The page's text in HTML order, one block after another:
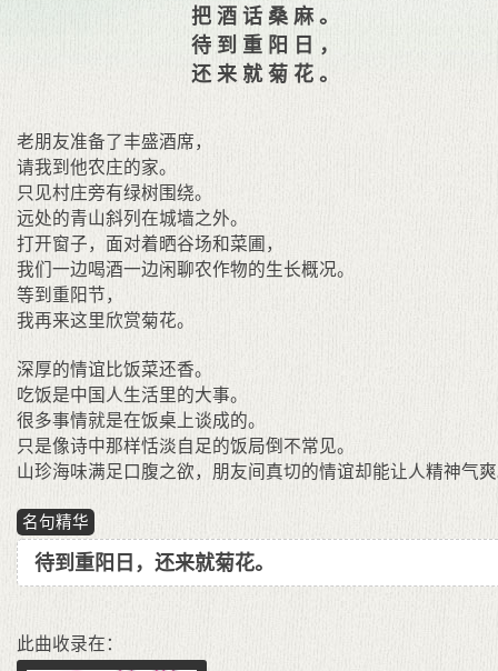
把酒话桑麻。
待到重阳日，
还来就菊花。
老朋友准备了丰盛酒席，
请我到他农庄的家。
只见村庄旁有绿树围绕。
远处的青山斜列在城墙之外。
打开窗子，面对着晒谷场和菜圃，
我们一边喝酒一边闲聊农作物的生长概况。
等到重阳节，
我再来这里欣赏菊花。
深厚的情谊比饭菜还香。
吃饭是中国人生活里的大事。
很多事情就是在饭桌上谈成的。
只是像诗中那样恬淡自足的饭局倒不常见。
山珍海味满足口腹之欲，朋友间真切的情谊却能让人精神气
名句精华
待到重阳日，还来就菊花。
此曲收录在：